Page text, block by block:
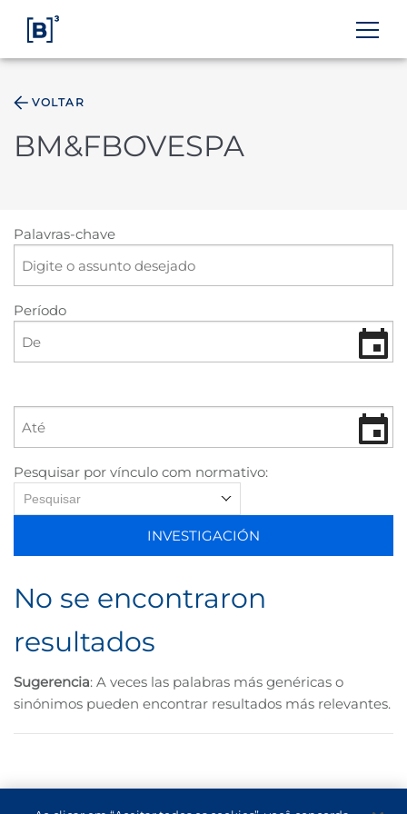
ÁREA DO INVESTIDOR
VOLTAR
BM&FBOVESPA
Palavras-chave
Período
Pesquisar por vínculo com normativo:
Pesquisar
INVESTIGACIÓN
No se encontraron
resultados
Sugerencia: A veces las palabras más genéricas o
sinónimos pueden encontrar resultados más relevantes.